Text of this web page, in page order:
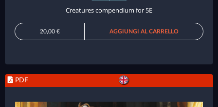
Creatures compendium for 5E
20,00 € AGGIUNGI AL CARRELLO
PDF